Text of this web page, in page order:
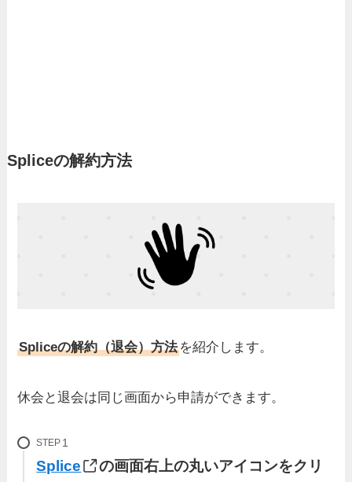
Spliceの解約方法
Spliceの解約（退会）方法を紹介します。
休会と退会は同じ画面から申請ができます。
STEP
Splice
の画面右上の丸いアイコンをクリ